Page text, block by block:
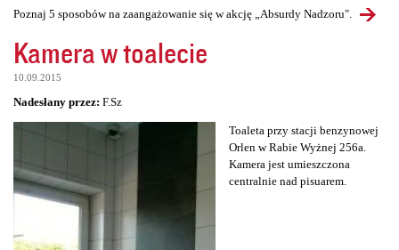
Poznaj 5 sposobów na zaangażowanie się w akcję „Absurdy Nadzoru".
Kamera w toalecie
10.09.2015
Nadesłany przez: F.Sz
Toaleta przy stacji benzynowej
Orlen w Rabie Wyżnej 256a.
Kamera jest umieszczona
centralnie nad pisuarem.